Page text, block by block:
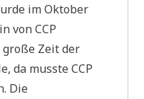
im Oktober
von CCP
große Zeit der
da musste CCP
Die